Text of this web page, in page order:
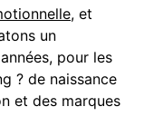
, et
un
pour les
? de naissance
et des marques